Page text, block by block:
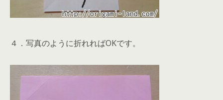
４．写真のように折れればOKです。